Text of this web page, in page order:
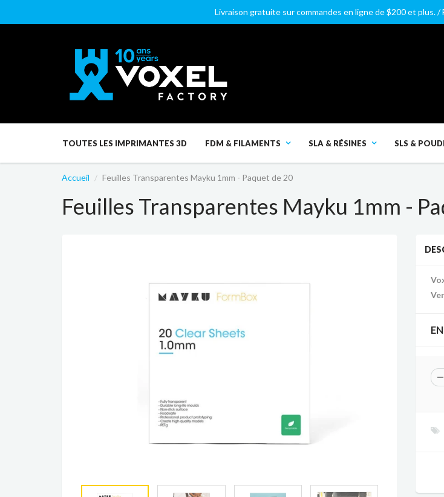
Livraison gratuite sur commandes en ligne de $200 et plus.
TOUTES LES IMPRIMANTES 3D FDM & FILAMENTS SLA & RÉSINES SLS &
Accueil Feuilles Transparentes Mayku 1mm - Paquet de 20
Feuilles Transparentes Mayku 1mm -